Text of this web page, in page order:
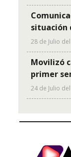
situación
28 de Julio
Movilizó
primer
24 de Julio